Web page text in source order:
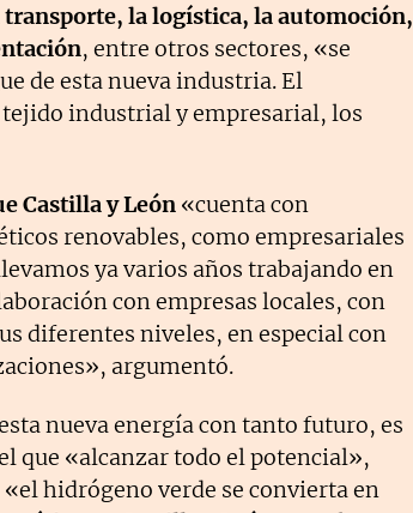
transporte, la logística, la automoción,
, entre otros sectores, «se
de esta nueva industria. El
industrial y empresarial, los
Castilla y León «cuenta con
renovables, como empresariales
ya varios años trabajando en
con empresas locales, con
diferentes niveles, en especial con
argumentó.
nueva energía con tanto futuro, es
que «alcanzar todo el potencial»,
hidrógeno verde se convierta en